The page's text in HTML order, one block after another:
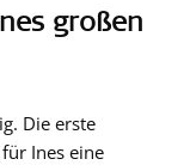
großen
Die erste
Ines eine